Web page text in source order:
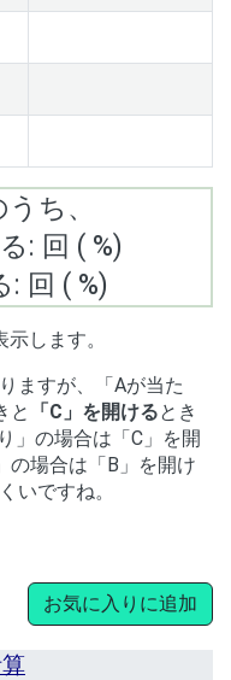
ち、
: 回 ( %)
: 回 ( %)
します。
ますが、「Aが当た
と 「C」を開けるとき
」の場合は「C」を開
の場合は「B」を開け
いですね。
お気に入りに追加